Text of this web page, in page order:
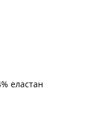
еластан